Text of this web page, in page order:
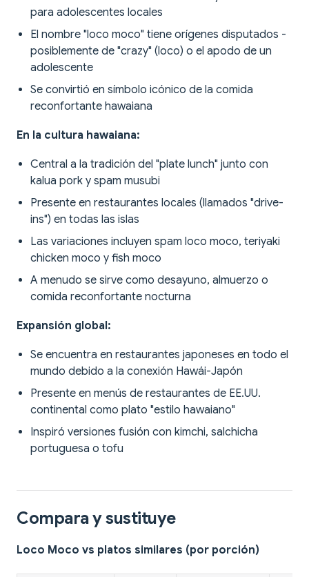
para adolescentes locales
El nombre "loco moco" tiene orígenes disputados -
posiblemente de "crazy" (loco) o el apodo de un
adolescente
Se convirtió en símbolo icónico de la comida
reconfortante hawaiana
En la cultura hawaiana:
Central a la tradición del "plate lunch" junto con
kalua pork y spam musubi
Presente en restaurantes locales (llamados "drive-
ins") en todas las islas
Las variaciones incluyen spam loco moco, teriyaki
chicken moco y fish moco
A menudo se sirve como desayuno, almuerzo o
comida reconfortante nocturna
Expansión global:
Se encuentra en restaurantes japoneses en todo el
mundo debido a la conexión Hawái-Japón
Presente en menús de restaurantes de EE.UU.
continental como plato "estilo hawaiano"
Inspiró versiones fusión con kimchi, salchicha
portuguesa o tofu
Compara y sustituye
Loco Moco vs platos similares (por porción)